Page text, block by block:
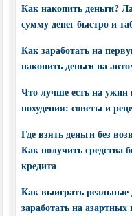
Как накопить деньги?
сумму денег быстро и
Как заработать на
накопить деньги на
Что лучше есть на
похудения: советы и
Где взять деньги без
Как получить средства
кредита
Как выиграть
заработать на